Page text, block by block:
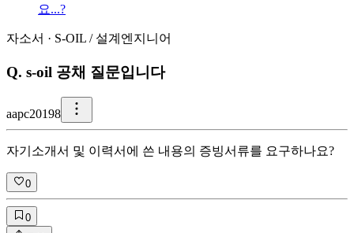
요...?
자소서 · S-OIL / 설계엔지니어
Q. s-oil 공채 질문입니다
aapc20198
자기소개서 및 이력서에 쓴 내용의 증빙서류를 요구하나요?
0
0